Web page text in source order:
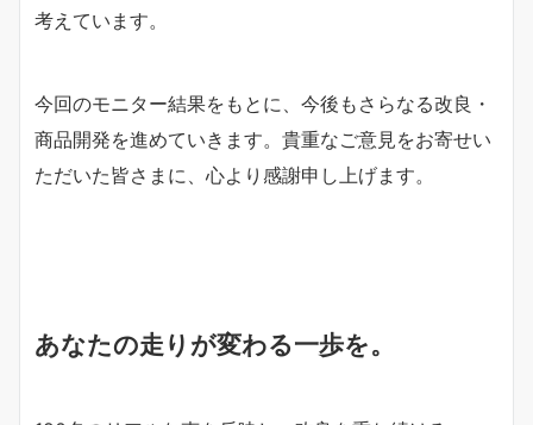
考えています。
今回のモニター結果をもとに、今後もさらなる改良・
商品開発を進めていきます。 貴重なご意見をお寄せい
ただいた皆さまに、心より感謝申し上げます。
あなたの走りが変わる一歩を。